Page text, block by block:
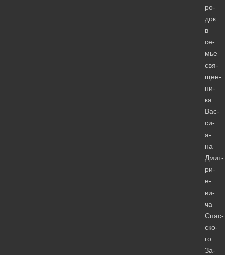
ро­
док
в
се­
мье
свя­
щен­
ни­
ка
Вас­
си­
а­
на
Дмит­
ри­
е­
ви­
ча
Спас­
ско­
го.
За­